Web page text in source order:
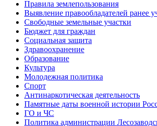
Правила землепользования
Выявление правообладателей ранее
Свободные земельные участки
Бюджет для граждан
Социальная защита
Здравоохранение
Образование
Культура
Молодежная политика
Спорт
Антинаркотическая деятельность
Памятные даты военной истории
ГО и ЧС
Политика администрации